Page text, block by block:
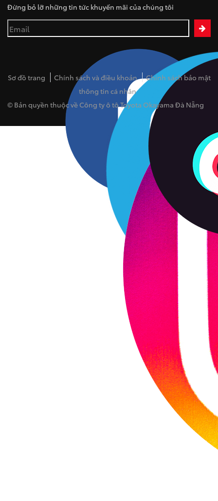
Đừng bỏ lỡ những tin tức khuyến mãi của chúng tôi
Sơ đồ trang Chính sách và điều khoản
Chính sách bảo mật
thông tin cá nhân
© Bản quyền thuộc về Công ty ô tô Toyota Okayama Đà Nẵng